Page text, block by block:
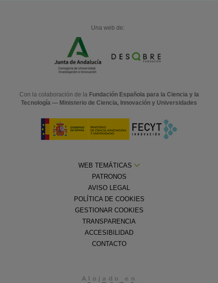
Una web de:
Con la colaboración de la Fundación Española para la Ciencia y la
Tecnología — Ministerio de Ciencia, Innovación y Universidades
WEB TEMÁTICAS
PATRONOS
AVISO LEGAL
POLÍTICA DE COOKIES
GESTIONAR COOKIES
TRANSPARENCIA
ACCESIBILIDAD
CONTACTO